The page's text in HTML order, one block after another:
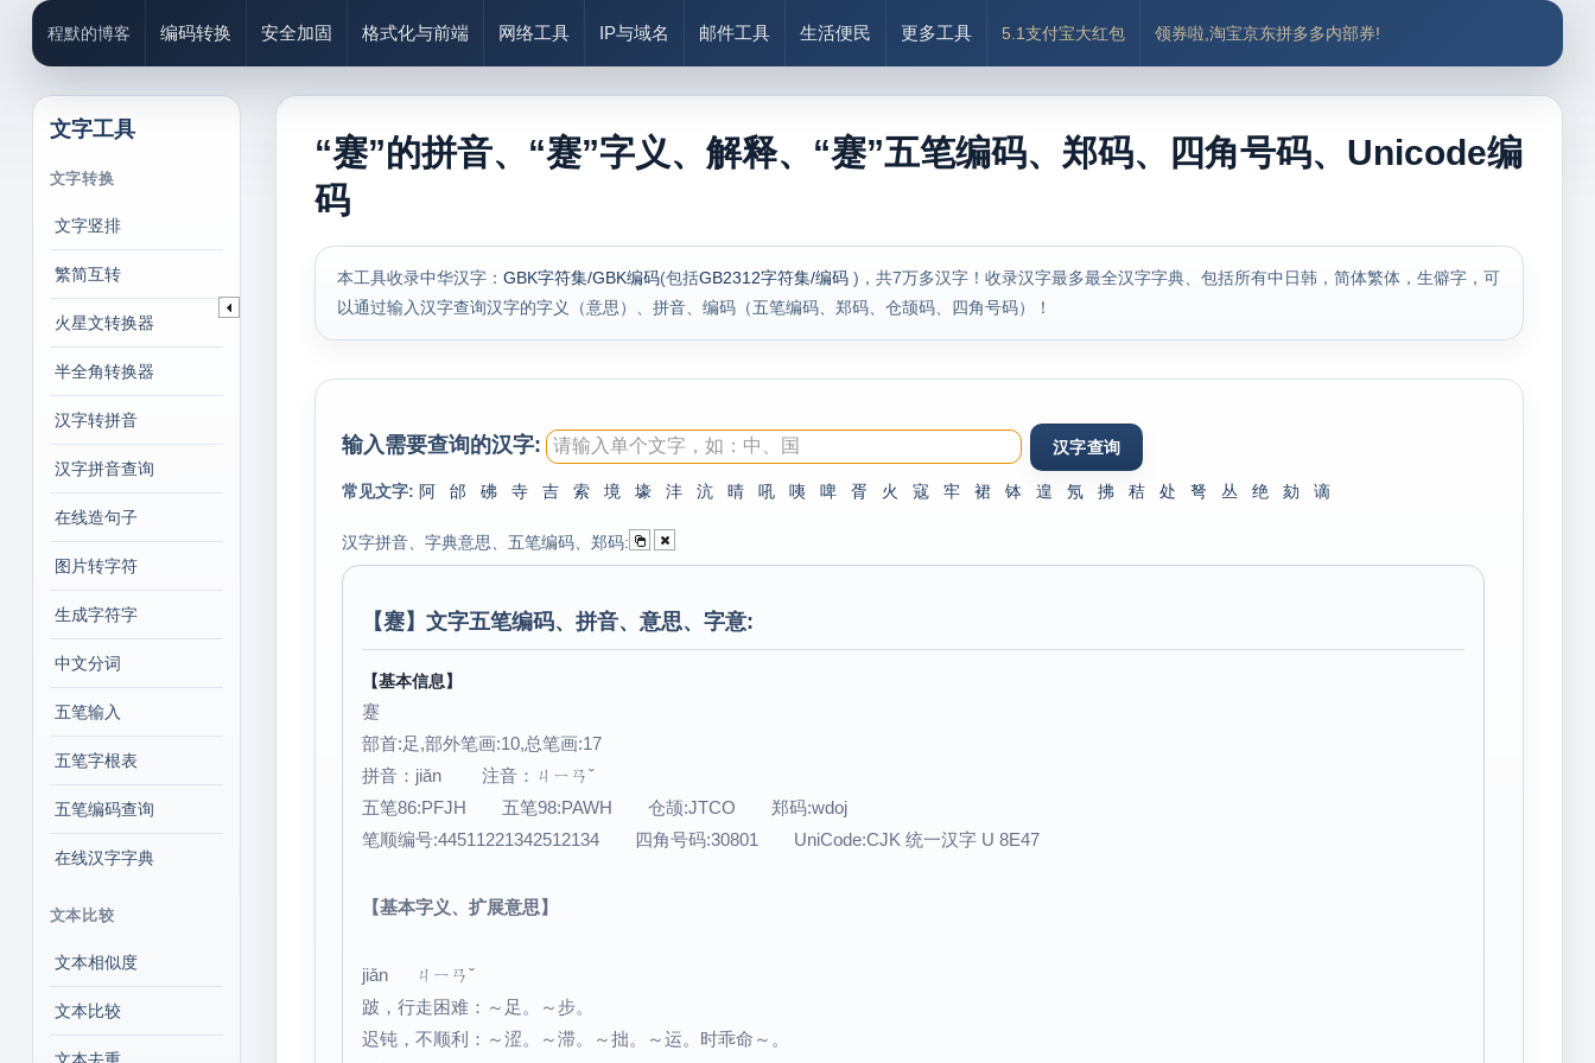
程默的博客 编码转换 安全加固 格式化与前端 网络工具 IP与域名 邮件工具 生活便民 更多工具 5.1支付宝大红包 领券啦,淘宝京东拼多多内部券!
文字工具
文字转换
文字竖排
繁简互转
火星文转换器
半全角转换器
汉字转拼音
汉字拼音查询
在线造句子
图片转字符
生成字符字
中文分词
五笔输入
五笔字根表
五笔编码查询
在线汉字字典
文本比较
文本相似度
文本比较
“蹇”的拼音、“蹇”字义、解释、“蹇”五笔编码、郑码、四角号码、Unicode编
码
本工具收录中华汉字： GBK字符集/GBK编码(包括GB2312字符集/编码 )，共7万多汉字！收录汉字最多最全汉字字典、包括所有中日韩，简体繁体，生僻字，可
以通过输入汉字查询汉字的字义（意思）、拼音、编码（五笔编码、郑码、仓颉码、四角号码）！
输入需要查询的汉字:
常见文字: 阿 邰 砩 寺 吉 索 境 壕 沣 沆 晴 吼 咦 啤 胥 火 寇 牢 裙 钵 遑 氖 拂 秸 处 弩 丛 绝 劾 谪
汉字拼音、字典意思、五笔编码、郑码:
【蹇】文字五笔编码、拼音、意思、字意:
【基本信息】
蹇
部首:足,部外笔画:10,总笔画:17
拼音：jiǎn 注音：ㄐㄧㄢˇ
五笔86:PFJH 五笔98:PAWH 仓颉:JTCO 郑码:wdoj
笔顺编号:44511221342512134 四角号码:30801 UniCode:CJK 统一汉字 U 8E47
【基本字义、扩展意思】
jiǎn ㄐㄧㄢˇ
跛，行走困难：～足。～步。
迟钝，不顺利：～涩。～滞。～拙。～运。时乖命～。